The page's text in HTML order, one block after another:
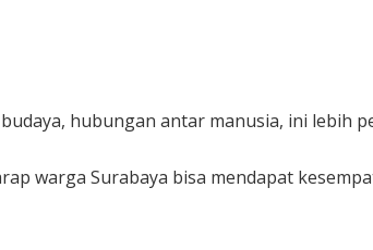
hubungan antar manusia, ini lebih
warga Surabaya bisa mendapat